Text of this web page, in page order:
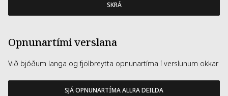
SKRÁ
Opnunartími verslana
Við bjóðum langa og fjölbreytta opnunartíma í verslunum okkar
SJÁ OPNUNARTÍMA ALLRA DEILDA